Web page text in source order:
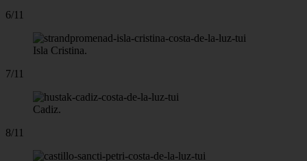
6/11
Isla Cristina.
7/11
Cadiz.
8/11